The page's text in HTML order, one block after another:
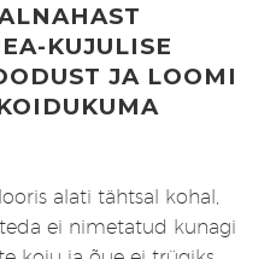
KUJULISE
JA LOOMI
alati tähtsal kohal,
ei nimetatud kunagi